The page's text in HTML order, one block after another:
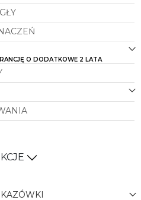
Jego solidna
i stylowy design
elementem
podkreślając Twój
styl.
O DODATKOWE 2 LATA